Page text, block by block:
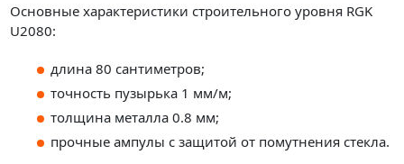
Основные характеристики строительного уровня RGK
U2080:
длина 80 сантиметров;
точность пузырька 1 мм/м;
толщина металла 0.8 мм;
прочные ампулы с защитой от помутнения стекла.